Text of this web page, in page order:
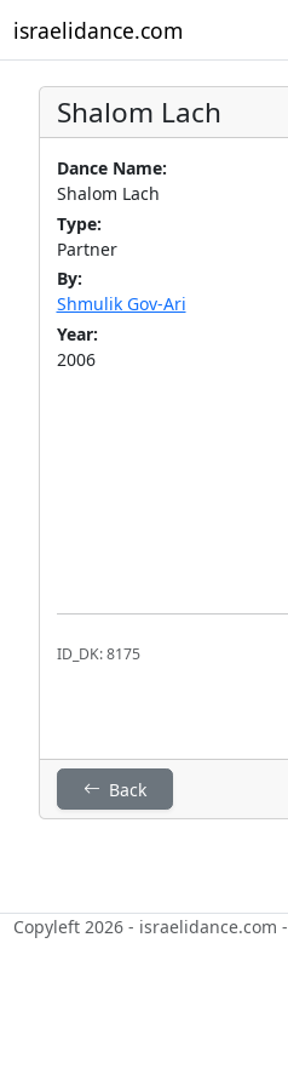
israelidance.com
Shalom Lach
Dance Name:
Shalom Lach
Type:
Partner
By:
Shmulik Gov-Ari
Year:
2006
ID_DK: 8175
Back
Copyleft 2026 - israelidance.com -